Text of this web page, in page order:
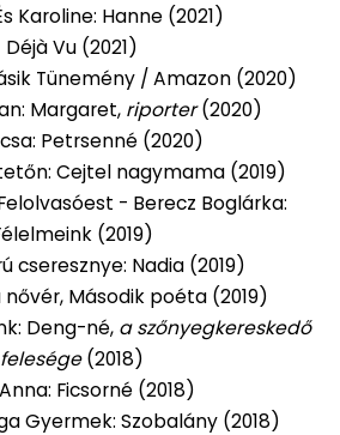
Karoline: Hanne (2021)
Déjà Vu (2021)
Tünemény / Amazon (2020)
Margaret, riporter(2020)
Petrsenné (2020)
Cejtel nagymama (2019)
- Berecz Boglárka:
(2019)
cseresznye: Nadia (2019)
nővér, Második poéta (2019)
Deng-né, a szőnyegkereskedő
felesége(2018)
Ficsorné (2018)
Gyermek: Szobalány (2018)